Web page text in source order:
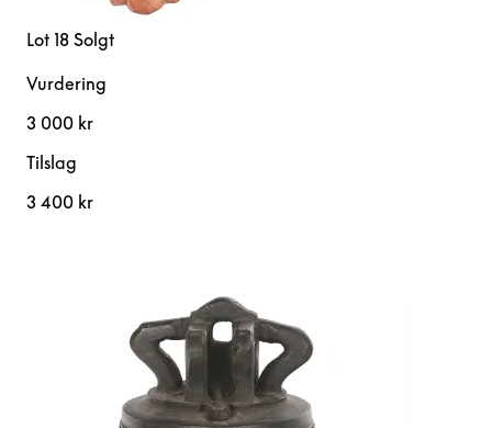
Lot 18 Solgt
Vurdering
3 000 kr
Tilslag
3 400 kr